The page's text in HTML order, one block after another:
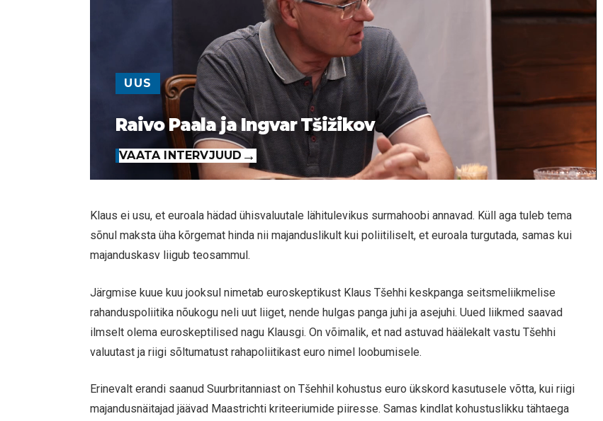
UUS
Raivo Paala ja Ingvar Tšižikov
VAATA INTERVJUUD
Klaus ei usu, et euroala hädad ühisvaluutale lähitulevikus surmahoobi annavad. Küll aga tuleb tema
sõnul maksta üha kõrgemat hinda nii majanduslikult kui poliitiliselt, et euroala turgutada, samas kui
majanduskasv liigub teosammul.
Järgmise kuue kuu jooksul nimetab euroskeptikust Klaus Tšehhi keskpanga seitsmeliikmelise
rahanduspoliitika nõukogu neli uut liiget, nende hulgas panga juhi ja asejuhi. Uued liikmed saavad
ilmselt olema euroskeptilised nagu Klausgi. On võimalik, et nad astuvad häälekalt vastu Tšehhi
valuutast ja riigi sõltumatust rahapoliitikast euro nimel loobumisele.
Erinevalt erandi saanud Suurbritanniast on Tšehhil kohustus euro ükskord kasutusele võtta, kui riigi
majandusnäitajad jäävad Maastrichti kriteeriumide piiresse. Samas kindlat kohustuslikku tähtaega